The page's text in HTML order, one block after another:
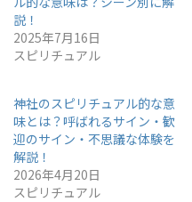
説！
2025年7月16日
スピリチュアル
神社のスピリチュアル的な意
味とは？呼ばれるサイン・歓
迎のサイン・不思議な体験を
解説！
2026年4月20日
スピリチュアル